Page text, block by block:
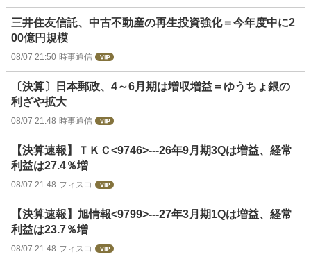
三井住友信託、中古不動産の再生投資強化＝今年度中に2
00億円規模
08/07 21:50 時事通信
〔決算〕日本郵政、4～6月期は増収増益＝ゆうちょ銀の
利ざや拡大
08/07 21:48 時事通信
【決算速報】ＴＫＣ<9746>---26年9月期3Qは増益、経常
利益は27.4％増
08/07 21:48 フィスコ
【決算速報】旭情報<9799>---27年3月期1Qは増益、経常
利益は23.7％増
08/07 21:48 フィスコ